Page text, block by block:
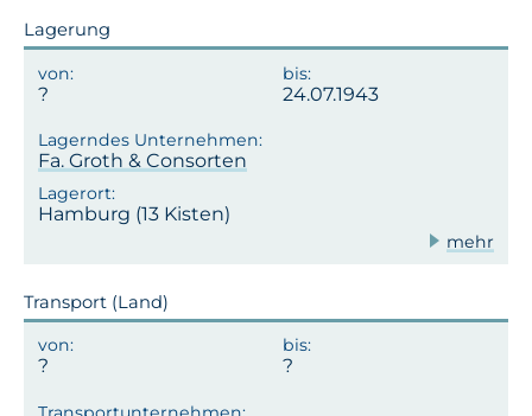
Lagerung
24.07.1943
Fa. Groth & Consorten
Hamburg (13 Kisten)
mehr
Transport (Land)